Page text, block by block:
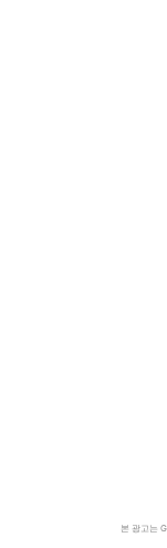
본 광고는